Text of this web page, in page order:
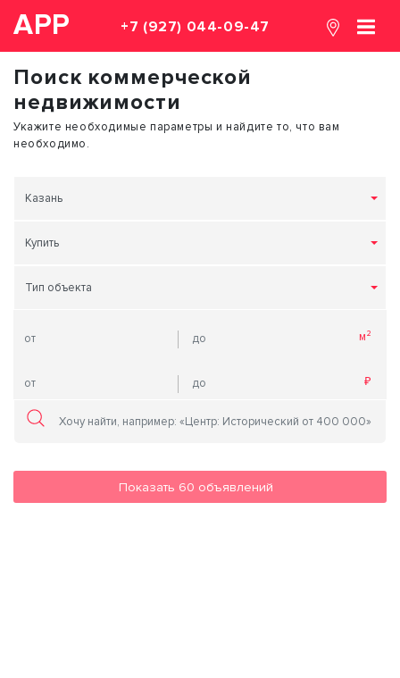
АРР +7 (927) 044-09-47
Поиск коммерческой
недвижимости
Укажите необходимые параметры и найдите то, что вам
необходимо.
Казань
Купить
Тип объекта
Показать 60 объявлений